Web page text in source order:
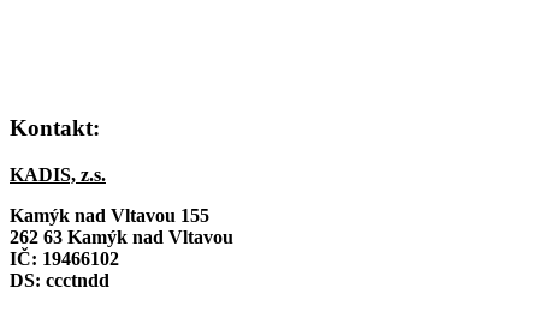
Kontakt:
KADIS, z.s.
Kamýk nad Vltavou 155
262 63 Kamýk nad Vltavou
IČ: 19466102
DS: ccctndd